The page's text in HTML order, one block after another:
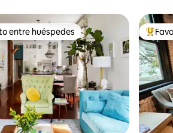
huéspedes preferido
entre huéspedes